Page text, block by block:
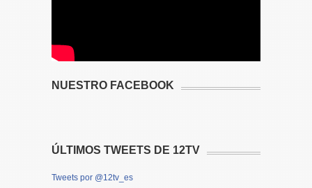
NUESTRO FACEBOOK
ÚLTIMOS TWEETS DE 12TV
Tweets por @12tv_es